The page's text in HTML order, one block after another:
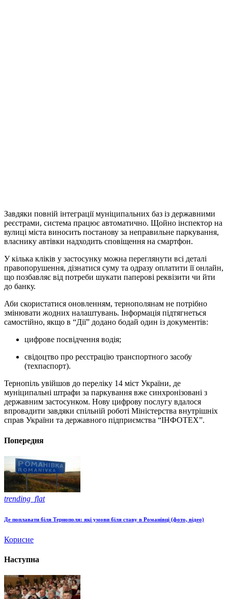
Завдяки повній інтеграції муніципальних баз із державними
реєстрами, система працює автоматично. Щойно інспектор на
вулиці міста виносить постанову за неправильне паркування,
власнику автівки надходить сповіщення на смартфон.
У кілька кліків у застосунку можна переглянути всі деталі
правопорушення, дізнатися суму та одразу оплатити її онлайн,
що позбавляє від потреби шукати паперові реквізити чи йти
до банку.
Аби скористатися оновленням, тернополянам не потрібно
змінювати жодних налаштувань. Інформація підтягнеться
самостійно, якщо в “Дії” додано бодай один із документів:
цифрове посвідчення водія;
свідоцтво про реєстрацію транспортного засобу
(техпаспорт).
Тернопіль увійшов до переліку 14 міст України, де
муніципальні штрафи за паркування вже синхронізовані з
державним застосунком. Нову цифрову послугу вдалося
впровадити завдяки спільній роботі Міністерства внутрішніх
справ України та державного підприємства “ІНФОТЕХ”.
Попередня
trending_flat
Де поплавати біля Тернополя: які умови біля ставу в Романівці (фото, відео)
Корисне
Наступна